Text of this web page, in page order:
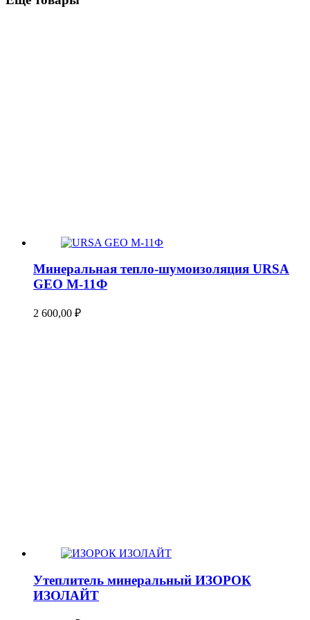
Минеральная тепло-шумоизоляция URSA
GEO М-11Ф
2 600,00 ₽
Утеплитель минеральный ИЗОРОК
ИЗОЛАЙТ